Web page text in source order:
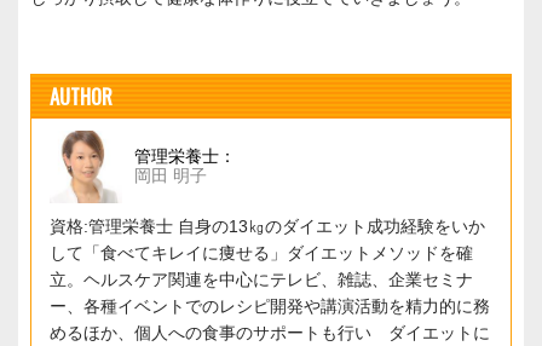
AUTHOR
管理栄養士：
岡田 明子
資格:管理栄養士 自身の13㎏のダイエット成功経験をいか
して「食べてキレイに痩せる」ダイエットメソッドを確
立。ヘルスケア関連を中心にテレビ、雑誌、企業セミナ
ー、各種イベントでのレシピ開発や講演活動を精力的に務
めるほか、個人への食事のサポートも行い ダイエットに